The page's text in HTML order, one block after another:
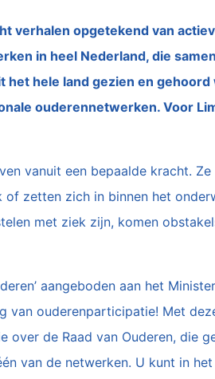
verhalen opgetekend van
in heel Nederland, die
hele land gezien en
ouderennetwerken. Voor
vanuit een bepaalde kracht.
zetten zich in binnen het
met ziek zijn, komen
aangeboden aan het
van ouderenparticipatie! Met
de Raad van Ouderen, die
van de netwerken. U kunt in